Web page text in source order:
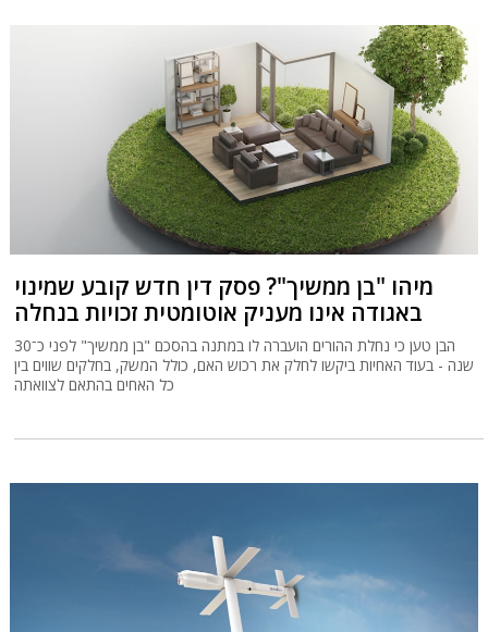
מיהו "בן ממשיך"? פסק דין חדש קובע שמינוי
באגודה אינו מעניק אוטומטית זכויות בנחלה
הבן טען כי נחלת ההורים הועברה לו במתנה בהסכם "בן ממשיך" לפני כ־30
שנה - בעוד האחיות ביקשו לחלק את רכוש האם, כולל המשק, בחלקים שווים בין
כל האחים בהתאם לצוואתה